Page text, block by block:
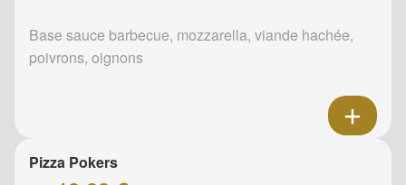
Base sauce barbecue, mozzarella, viande hachée,
poivrons, oignons
Pizza Pokers